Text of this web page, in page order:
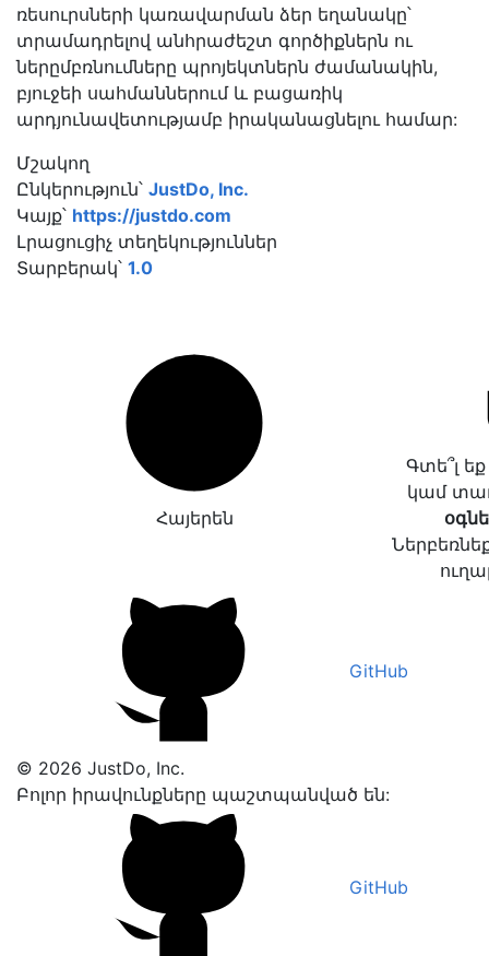
ռեսուրսների կառավարման ձեր եղանակը՝
տրամադրելով անհրաժեշտ գործիքներն ու
ներըմբռնումները պրոյեկտներն ժամանակին,
բյուջեի սահմաններում և բացառիկ
արդյունավետությամբ իրականացնելու համար:
Մշակող
Ընկերություն՝ JustDo, Inc.
Կայք՝ https://justdo.com
Լրացուցիչ տեղեկություններ
Տարբերակ՝ 1.0
Հայերեն
Գտե՞լ
կամ
GitHub
© 2026 JustDo, Inc.
Բոլոր իրավունքները պաշտպանված են:
GitHub